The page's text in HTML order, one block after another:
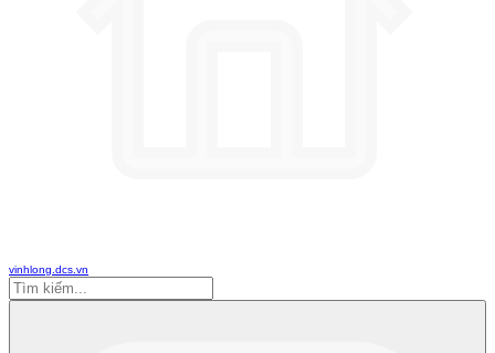
vinhlong.dcs.vn